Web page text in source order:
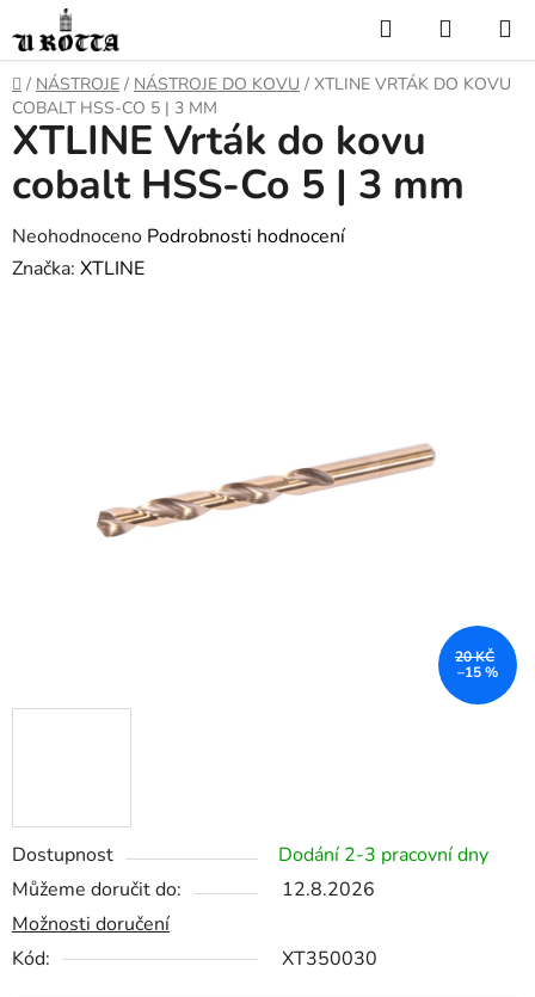
na
obsah
Hledat
KOŠÍK
DOMŮ
/ NÁSTROJE / NÁSTROJE DO KOVU / XTLINE VRTÁK DO KOVU
COBALT HSS-CO 5 | 3 MM
Dostupnost
Dodání 2-3 pracovní dny
Můžeme doručit do:
12.8.2026
Možnosti doručení
Kód:
XT350030
XTLINE Vrták do kovu
cobalt HSS-Co 5 | 3 mm
Průměrné
hodnocení
Neohodnoceno Podrobnosti hodnocení
Značka: XTLINE
20 KČ
–15 %